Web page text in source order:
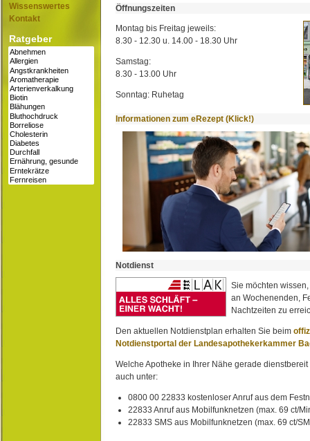
Wissenswertes
Kontakt
Ratgeber
Öffnungszeiten
Montag bis Freitag jeweils:
8.30 - 12.30 u. 14.00 - 18.30 Uhr
Samstag:
8.30 - 13.00 Uhr
Sonntag: Ruhetag
Informationen zum eRezept (Klick!)
Notdienst
Sie möchten
an Wochenenden,
Nachtzeiten zu
Den aktuellen Notdienstplan erhalten Sie beim
Notdienstportal der Landesapothekerkammer
Welche Apotheke in Ihrer Nähe gerade
auch unter:
0800 00 22833 kostenloser Anruf aus dem
22833 Anruf aus Mobilfunknetzen (max. 69 ct/
22833 SMS aus Mobilfunknetzen (max. 69 ct/